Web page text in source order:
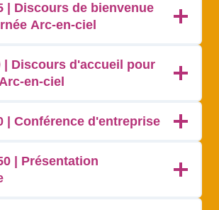
| Discours de bienvenue
Arc-en-ciel
| Discours d'accueil pour
en-ciel
| Conférence d'entreprise
| Présentation